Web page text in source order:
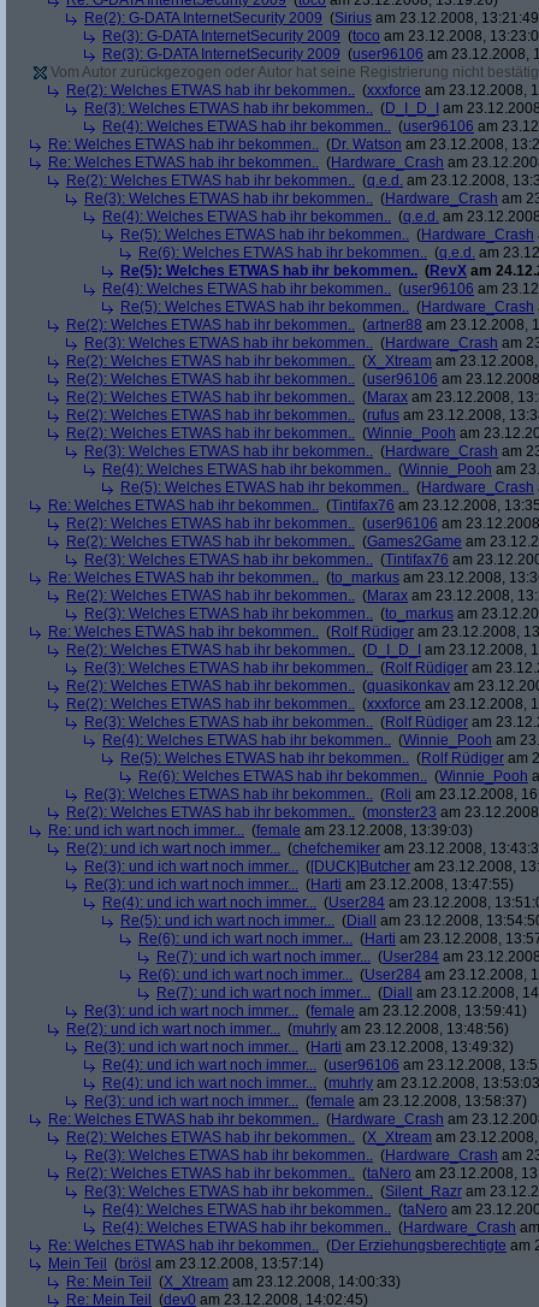
Re(2): G-DATA InternetSecurity 2009 (Sirius am 23.12.2008,
Re(3): G-DATA InternetSecurity 2009 (toco am 23.12.2008,
Re(3): G-DATA InternetSecurity 2009 (user96106 am 23.12.2008,
Vom Autor zurückgezogen oder Autor hat seine Registrierung nicht
Re(2): Welches ETWAS hab ihr bekommen.. (xxxforce am 23.12.2008,
Re(3): Welches ETWAS hab ihr bekommen.. (D_I_D_I
am
Re(4): Welches ETWAS hab ihr bekommen.. (user96106 am
Re: Welches ETWAS hab ihr bekommen.. (Dr. Watson am 23.12.2008,
Re: Welches ETWAS hab ihr bekommen.. (Hardware_Crash am
Re(2): Welches ETWAS hab ihr bekommen.. (q.e.d. am 23.12.2008,
Re(3): Welches ETWAS hab ihr bekommen.. (Hardware_Crash am
Re(4): Welches ETWAS hab ihr bekommen.. (q.e.d. am
Re(5): Welches ETWAS hab ihr bekommen.. (Hardware_Crash
Re(6): Welches ETWAS hab ihr bekommen.. (q.e.d. am
Re(5): Welches ETWAS hab ihr bekommen.. (RevX am
Re(4): Welches ETWAS hab ihr bekommen.. (user96106 am
Re(5): Welches ETWAS hab ihr bekommen.. (Hardware_Crash
Re(2): Welches ETWAS hab ihr bekommen.. (artner88 am 23.12.2008,
Re(3): Welches ETWAS hab ihr bekommen.. (Hardware_Crash am
Re(2): Welches ETWAS hab ihr bekommen.. (X_Xtream am
Re(2): Welches ETWAS hab ihr bekommen.. (user96106 am
Re(2): Welches ETWAS hab ihr bekommen.. (Marax am 23.12.2008,
Re(2): Welches ETWAS hab ihr bekommen.. (rufus am 23.12.2008,
Re(2): Welches ETWAS hab ihr bekommen.. (Winnie_Pooh am
Re(3): Welches ETWAS hab ihr bekommen.. (Hardware_Crash am
Re(4): Welches ETWAS hab ihr bekommen.. (Winnie_Pooh am
Re(5): Welches ETWAS hab ihr bekommen.. (Hardware_Crash
Re: Welches ETWAS hab ihr bekommen.. (Tintifax76 am 23.12.2008,
Re(2): Welches ETWAS hab ihr bekommen.. (user96106 am
Re(2): Welches ETWAS hab ihr bekommen.. (Games2Game am
Re(3): Welches ETWAS hab ihr bekommen.. (Tintifax76 am
Re: Welches ETWAS hab ihr bekommen.. (to_markus am 23.12.2008,
Re(2): Welches ETWAS hab ihr bekommen.. (Marax am 23.12.2008,
Re(3): Welches ETWAS hab ihr bekommen.. (to_markus am
Re: Welches ETWAS hab ihr bekommen.. (Rolf Rüdiger am 23.12.2008,
Re(2): Welches ETWAS hab ihr bekommen.. (D_I_D_I
am 23.12.2008,
Re(3): Welches ETWAS hab ihr bekommen.. (Rolf Rüdiger am
Re(2): Welches ETWAS hab ihr bekommen.. (quasikonkav am
Re(2): Welches ETWAS hab ihr bekommen.. (xxxforce am 23.12.2008,
Re(3): Welches ETWAS hab ihr bekommen.. (Rolf Rüdiger am
Re(4): Welches ETWAS hab ihr bekommen.. (Winnie_Pooh am
Re(5): Welches ETWAS hab ihr bekommen.. (Rolf Rüdiger am
Re(6): Welches ETWAS hab ihr bekommen.. (Winnie_Pooh
Re(3): Welches ETWAS hab ihr bekommen.. (Roli am 23.12.2008,
Re(2): Welches ETWAS hab ihr bekommen.. (monster23 am
Re: und ich wart noch immer... (female am 23.12.2008, 13:39:03)
Re(2): und ich wart noch immer... (chefchemiker am 23.12.2008,
Re(3): und ich wart noch immer... ([DUCK]Butcher am 23.12.2008,
Re(3): und ich wart noch immer... (Harti am 23.12.2008, 13:47:55)
Re(4): und ich wart noch immer... (User284 am 23.12.2008,
Re(5): und ich wart noch immer... (Diall
am 23.12.2008,
Re(6): und ich wart noch immer... (Harti am 23.12.2008,
Re(7): und ich wart noch immer... (User284 am
Re(6): und ich wart noch immer... (User284 am 23.12.2008,
Re(7): und ich wart noch immer... (Diall
am 23.12.2008,
Re(3): und ich wart noch immer... (female am 23.12.2008, 13:59:41)
Re(2): und ich wart noch immer... (muhrly am 23.12.2008, 13:48:56)
Re(3): und ich wart noch immer... (Harti am 23.12.2008, 13:49:32)
Re(4): und ich wart noch immer... (user96106 am 23.12.2008,
Re(4): und ich wart noch immer... (muhrly am 23.12.2008,
Re(3): und ich wart noch immer... (female am 23.12.2008, 13:58:37)
Re: Welches ETWAS hab ihr bekommen.. (Hardware_Crash am
Re(2): Welches ETWAS hab ihr bekommen.. (X_Xtream am
Re(3): Welches ETWAS hab ihr bekommen.. (Hardware_Crash am
Re(2): Welches ETWAS hab ihr bekommen.. (taNero am 23.12.2008,
Re(3): Welches ETWAS hab ihr bekommen.. (Silent_Razr am
Re(4): Welches ETWAS hab ihr bekommen.. (taNero am
Re(4): Welches ETWAS hab ihr bekommen.. (Hardware_Crash
Re: Welches ETWAS hab ihr bekommen.. (Der Erziehungsberechtigte am
Mein Teil
(brösl am 23.12.2008, 13:57:14)
Re: Mein Teil
(X_Xtream am 23.12.2008, 14:00:33)
Re: Mein Teil
(dev0 am 23.12.2008, 14:02:45)